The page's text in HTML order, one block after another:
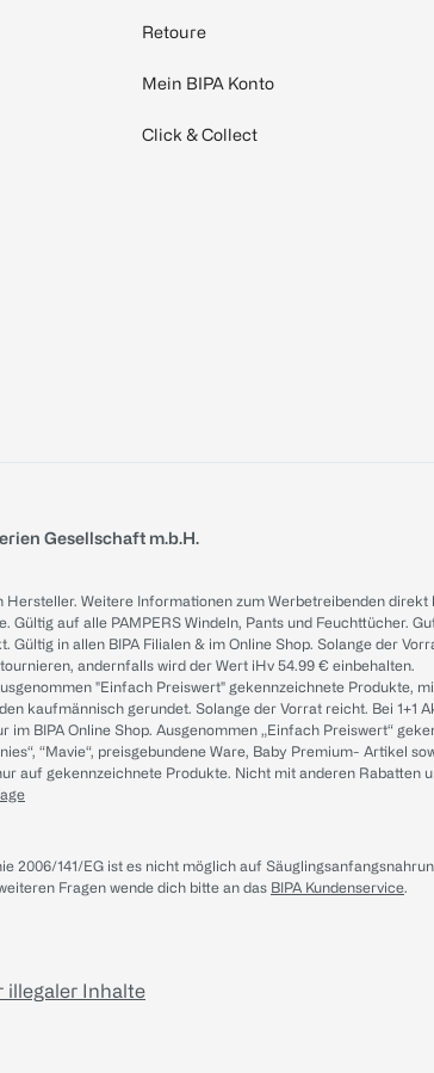
Retoure
Mein BIPA Konto
Click & Collect
Gesellschaft m.b.H.
Hersteller. Weitere Informationen zum Werbetreibenden direkt
Gültig auf alle PAMPERS Windeln, Pants und Feuchttücher.
Gültig in allen BIPA Filialen & im Online Shop. Solange der
andernfalls wird der Wert iHv 54.99 € einbehalten.
"Einfach Preiswert" gekennzeichnete
kaufmännisch gerundet. Solange der Vorrat reicht. Bei 1+1
im BIPA Online Shop. Ausgenommen „Einfach Preiswert“
“Mavie“, preisgebundene Ware, Baby Premium-
auf gekennzeichnete Produkte. Nicht mit anderen
2006/141/EG ist es nicht möglich auf
Fragen wende dich bitte an das BIPA Kundenservice.
illegaler Inhalte